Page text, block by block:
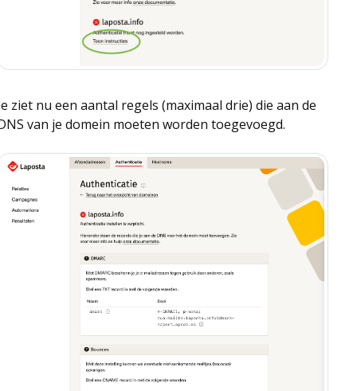
ziet nu een aantal regels (maximaal drie) die aan de
van je domein moeten worden toegevoegd.